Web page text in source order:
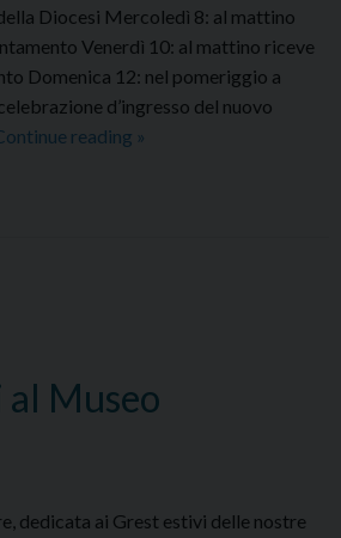
Diocesi Mercoledì 8: al mattino
Venerdì 10: al mattino riceve
Domenica 12: nel pomeriggio a
d’ingresso del nuovo
reading ATTIVITÀ
»
Museo
dedicata ai Grest estivi delle nostre